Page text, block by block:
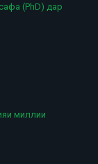
(PhD) дар
миллии